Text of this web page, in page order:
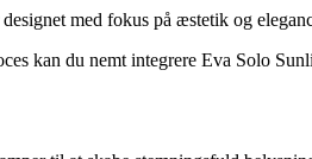
med fokus på æstetik og
kan du nemt integrere Eva Solo